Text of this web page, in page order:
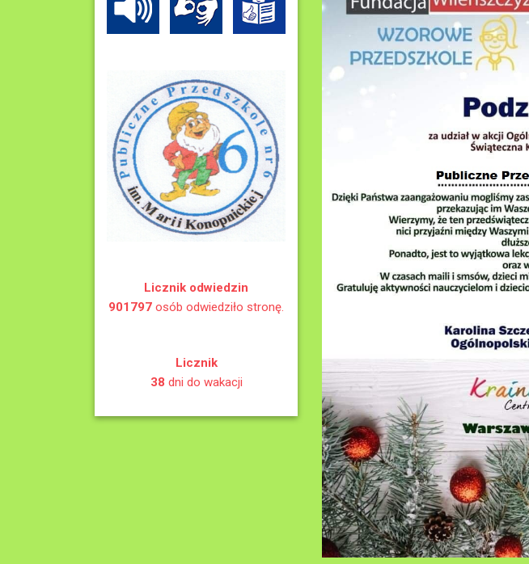
Licznik odwiedzin
901797 osób odwiedziło stronę.
Licznik
38 dni do wakacji